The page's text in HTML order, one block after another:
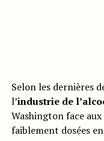
Selon les dernières
l’industrie de
Washington face
faiblement dosées